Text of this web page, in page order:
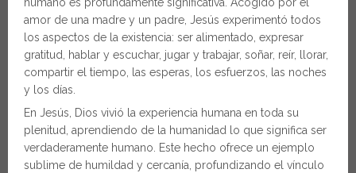
humano es profundamente significativa. Acogido por el
amor de una madre y un padre, Jesús experimentó todos
los aspectos de la existencia: ser alimentado, expresar
gratitud, hablar y escuchar, jugar y trabajar, soñar, reír, llorar,
compartir el tiempo, las esperas, los esfuerzos, las noches
y los días.
En Jesús, Dios vivió la experiencia humana en toda su
plenitud, aprendiendo de la humanidad lo que significa ser
verdaderamente humano. Este hecho ofrece un ejemplo
sublime de humildad y cercanía, profundizando el vínculo